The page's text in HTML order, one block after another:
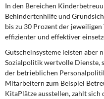
In den Bereichen
Behindertenhilfe und
bis zu 30 Prozent der
effizienter und effektiver
Gutscheinsysteme leisten aber
Sozialpolitik wertvolle Dienste,
der betrieblichen
Mitarbeitern zum Beispiel
Kita­Plätze ausstellen, zahlt